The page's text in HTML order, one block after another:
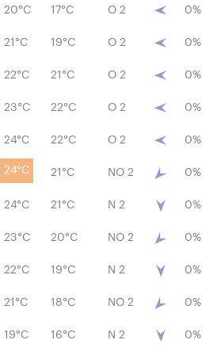
20°C 17°C O 2 0%
21°C 19°C O 2 0%
22°C 21°C O 2 0%
23°C 22°C O 2 0%
24°C 22°C O 2 0%
24°C 21°C NO 2 0%
24°C 21°C N 2 0%
23°C 20°C NO 2 0%
22°C 19°C N 2 0%
21°C 18°C NO 2 0%
19°C 16°C N 2 0%